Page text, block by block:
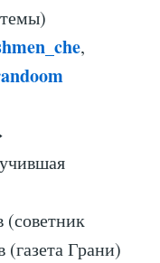
,
Грани)